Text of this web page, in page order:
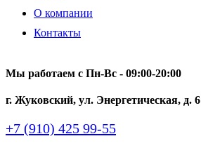
О компании
Контакты
Мы работаем с Пн-Вc - 09:00-20:00
г. Жуковский, ул. Энергетическая, д. 6
+7 (910) 425 99-55